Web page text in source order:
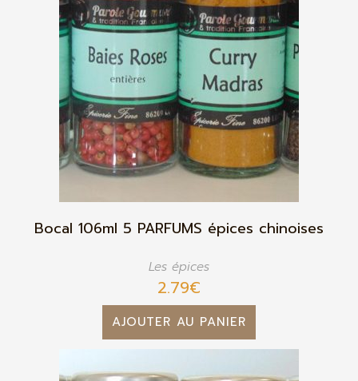
Bocal 106ml 5 PARFUMS épices chinoises
Les épices
2.79€
AJOUTER AU PANIER